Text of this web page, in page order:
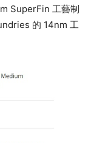
SuperFin 工藝制
的 14nm 工